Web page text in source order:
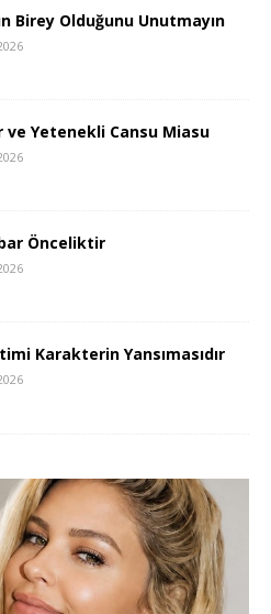
Birey Olduğunu Unutmayın
ve Yetenekli Cansu Miasu
Önceliktir
Karakterin Yansımasıdır